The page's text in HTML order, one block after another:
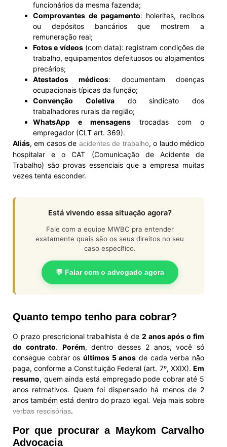
funcionários da mesma fazenda;
Comprovantes de pagamento: holerites, recibos
ou depósitos bancários que mostrem a
remuneração real;
Fotos e vídeos(com data): registram condições de
trabalho, equipamentos defeituosos ou alojamentos
precários;
Atestados médicos: documentam doenças
ocupacionais típicas da função;
Convenção Coletivado sindicato dos
trabalhadores rurais da região;
WhatsApp e mensagens trocadas com o
empregador (CLT art. 369).
Aliás, em casos de acidentes de trabalho, o laudo médico
hospitalar e o CAT (Comunicação de Acidente de
Trabalho) são provas essenciais que a empresa muitas
vezes tenta esconder.
Está vivendo essa situação agora?
Fale com a equipe MWBC pra entender
exatamente quais são os seus direitos no seu
caso específico.
💬 Falar com o advogado agora
Quanto tempo tenho para cobrar?
O prazo prescricional trabalhista é de 2 anos após o fim
do contrato. Porém, dentro desses 2 anos, você só
consegue cobrar os últimos 5 anos de cada verba não
paga, conforme a Constituição Federal (art. 7º, XXIX). Em
resumo, quem ainda está empregado pode cobrar até 5
anos retroativos. Quem foi dispensado há menos de 2
anos também está dentro do prazo legal. Veja mais sobre
verbas rescisórias.
Por que procurar a Maykom Carvalho
Advocacia